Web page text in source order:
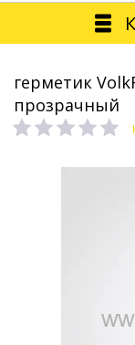
герметик
прозрачный